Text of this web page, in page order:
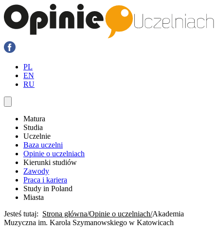
PL
EN
RU
Matura
Studia
Uczelnie
Baza uczelni
Opinie o uczelniach
Kierunki studiów
Zawody
Praca i kariera
Study in Poland
Miasta
Jesteś tutaj: Strona główna Opinie o uczelniach Akademia
Muzyczna im. Karola Szymanowskiego w Katowicach